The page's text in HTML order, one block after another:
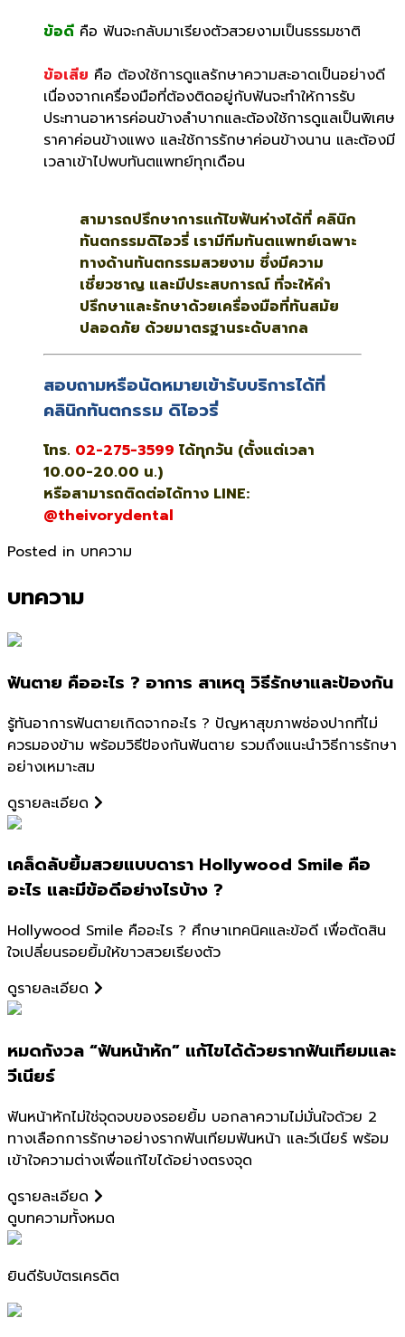
ข้อดี คือ ฟันจะกลับมาเรียงตัวสวยงามเป็นธรรมชาติ
ข้อเสีย คือ ต้องใช้การดูแลรักษาความสะอาดเป็นอย่างดี
เนื่องจากเครื่องมือที่ต้องติดอยู่กับฟันจะทำให้การรับ
ประทานอาหารค่อนข้างลำบากและต้องใช้การดูแลเป็นพิเศษ
ราคาค่อนข้างแพง และใช้การรักษาค่อนข้างนาน และต้องมี
เวลาเข้าไปพบทันตแพทย์ทุกเดือน
สามารถปรึกษาการแก้ไขฟันห่างได้ที่ คลินิก
ทันตกรรมดิไอวรี่ เรามีทีมทันตแพทย์เฉพาะ
ทางด้านทันตกรรมสวยงาม ซึ่งมีความ
เชี่ยวชาญ และมีประสบการณ์ ที่จะให้คำ
ปรึกษาและรักษาด้วยเครื่องมือที่ทันสมัย
ปลอดภัย ด้วยมาตรฐานระดับสากล
สอบถามหรือนัดหมายเข้ารับบริการได้ที่
คลินิกทันตกรรม ดิไอวรี่
โทร. 02-275-3599 ได้ทุกวัน (ตั้งแต่เวลา
10.00-20.00 น.)
หรือสามารถติดต่อได้ทาง LINE:
@theivorydental
Posted in บทความ
บทความ
ฟันตาย คืออะไร ? อาการ สาเหตุ วิธีรักษาและป้องกัน
รู้ทันอาการฟันตายเกิดจากอะไร ? ปัญหาสุขภาพช่องปากที่ไม่
ควรมองข้าม พร้อมวิธีป้องกันฟันตาย รวมถึงแนะนำวิธีการรักษา
อย่างเหมาะสม
ดูรายละเอียด
เคล็ดลับยิ้มสวยแบบดารา Hollywood Smile คือ
อะไร และมีข้อดีอย่างไรบ้าง ?
Hollywood Smile คืออะไร ? ศึกษาเทคนิคและข้อดี เพื่อตัดสิน
ใจเปลี่ยนรอยยิ้มให้ขาวสวยเรียงตัว
ดูรายละเอียด
หมดกังวล “ฟันหน้าหัก” แก้ไขได้ด้วยรากฟันเทียมและ
วีเนียร์
ฟันหน้าหักไม่ใช่จุดจบของรอยยิ้ม บอกลาความไม่มั่นใจด้วย 2
ทางเลือกการรักษาอย่างรากฟันเทียมฟันหน้า และวีเนียร์ พร้อม
เข้าใจความต่างเพื่อแก้ไขได้อย่างตรงจุด
ดูรายละเอียด
ดูบทความทั้งหมด
ยินดีรับบัตรเครดิต